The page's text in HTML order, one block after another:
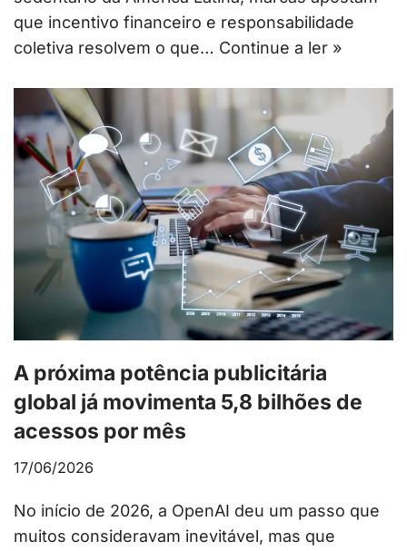
que incentivo financeiro e responsabilidade
coletiva resolvem o que… Continue a ler »
A próxima potência publicitária
global já movimenta 5,8 bilhões de
acessos por mês
17/06/2026
No início de 2026, a OpenAI deu um passo que
muitos consideravam inevitável, mas que